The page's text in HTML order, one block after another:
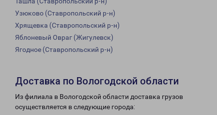
Узюково (Ставропольский р-н)
Хрящевка (Ставропольский р-н)
Яблоневый Овраг (Жигулевск)
Ягодное (Ставропольский р-н)
Доставка по Вологодской области
Из филиала в Вологодской области доставка грузов
осуществляется в следующие города: